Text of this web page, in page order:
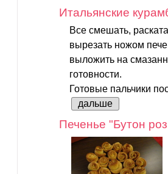
Итальянские
Все смешать,
вырезать ножом
выложить на
готовности.
Готовые пальчики
дальше
Печенье "Бутон